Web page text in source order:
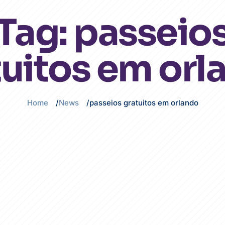
em
Home News passeios gratuitos em orlando